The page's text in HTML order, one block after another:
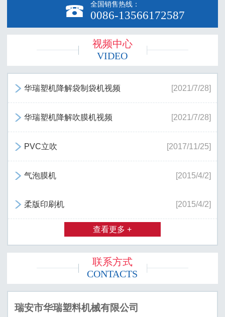
 全国销售热线：
0086-13566172587
视频中心
VIDEO
 [2021/7/28]
华瑞塑机降解袋制袋机视频
 [2021/7/28]
华瑞塑机降解吹膜机视频
 [2017/11/25]
PVC立吹
 [2015/4/2]
气泡膜机
 [2015/4/2]
柔版印刷机
查看更多 +
联系方式
CONTACTS
瑞安市华瑞塑料机械有限公司